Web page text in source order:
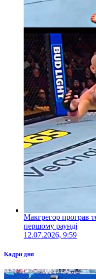
Макгрегор програв
першому раунді
12.07.2026, 9:59
Кадри дня